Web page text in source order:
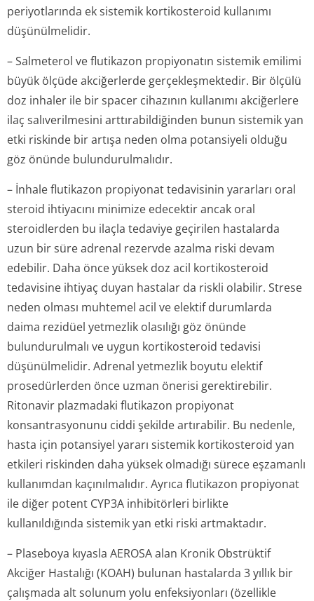
periyotlarında ek sistemik kortikosteroid kullanımı
düşünülmelidir.
– Salmeterol ve flutikazon propiyonatın sistemik emilimi
büyük ölçüde akciğerlerde gerçekleşmektedir. Bir ölçülü
doz inhaler ile bir spacer cihazının kullanımı akciğerlere
ilaç salıverilmesini arttırabildiğinden bunun sistemik yan
etki riskinde bir artışa neden olma potansiyeli olduğu
göz önünde bulundurulmalıdır.
– İnhale flutikazon propiyonat tedavisinin yararları oral
steroid ihtiyacını minimize edecektir ancak oral
steroidlerden bu ilaçla tedaviye geçirilen hastalarda
uzun bir süre adrenal rezervde azalma riski devam
edebilir. Daha önce yüksek doz acil kortikosteroid
tedavisine ihtiyaç duyan hastalar da riskli olabilir. Strese
neden olması muhtemel acil ve elektif durumlarda
daima rezidüel yetmezlik olasılığı göz önünde
bulundurulmalı ve uygun kortikosteroid tedavisi
düşünülmelidir. Adrenal yetmezlik boyutu elektif
prosedürlerden önce uzman önerisi gerektirebilir.
Ritonavir plazmadaki flutikazon propiyonat
konsantrasyonunu ciddi şekilde artırabilir. Bu nedenle,
hasta için potansiyel yararı sistemik kortikosteroid yan
etkileri riskinden daha yüksek olmadığı sürece eşzamanlı
kullanımdan kaçınılmalıdır. Ayrıca flutikazon propiyonat
ile diğer potent CYP3A inhibitörleri birlikte
kullanıldığında sistemik yan etki riski artmaktadır.
– Plaseboya kıyasla AEROSA alan Kronik Obstrüktif
Akciğer Hastalığı (KOAH) bulunan hastalarda 3 yıllık bir
çalışmada alt solunum yolu enfeksiyonları (özellikle